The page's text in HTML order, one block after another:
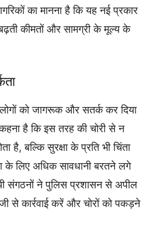
का मानना है कि यह नई प्रकार
कीमतों और सामग्री के मूल्य के
को जागरूक और सतर्क कर दिया
है कि इस तरह की चोरी से न
है, बल्कि सुरक्षा के प्रति भी चिंता
के लिए अधिक सावधानी बरतने लगे
संगठनों ने पुलिस प्रशासन से अपील
से कार्रवाई करें और चोरों को पकड़ने